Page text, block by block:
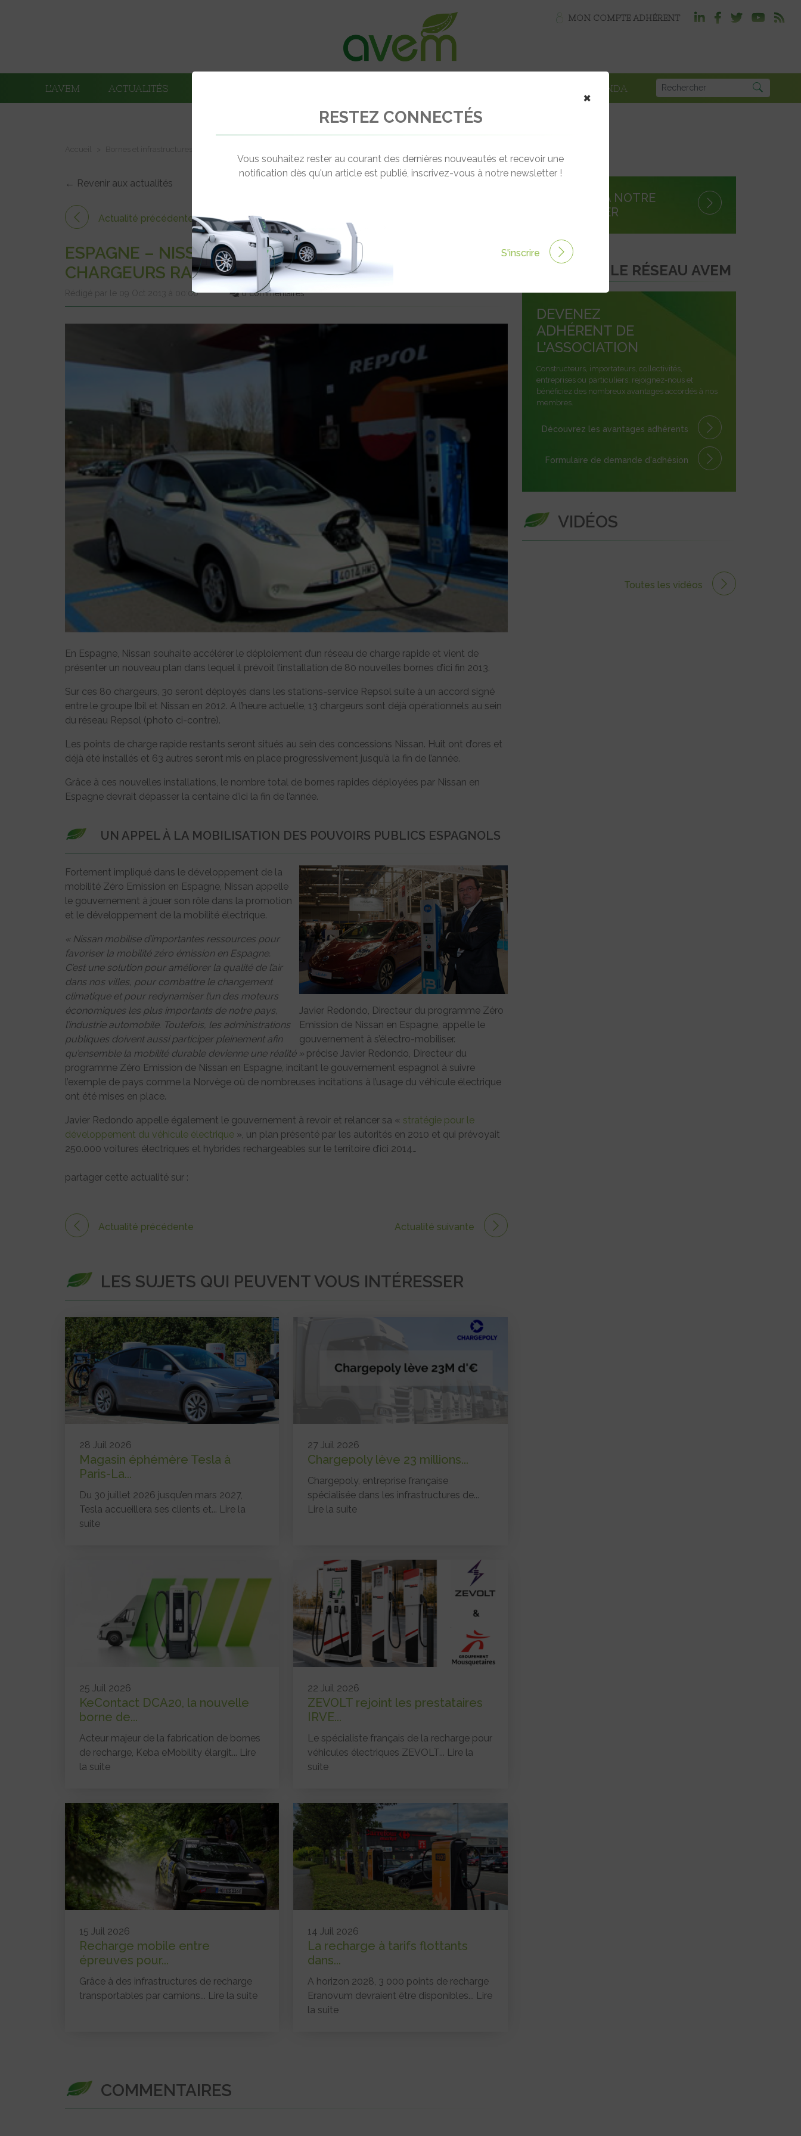
MON COMPTE ADHÉRENT
L’AVEM ACTUALITÉS AGENDA
← Revenir aux actualités
Actualité précédente
ESPAGNE – NISSAN VA DÉPLOYER 80 NOUVEAUX
CHARGEURS RAPIDES D’ICI FIN 2013
Rédigé par le 09 Oct 2013 à 00:00 0 commentaires
En Espagne, Nissan souhaite accélérer le déploiement d’un réseau de charge rapide et vient de
présenter un nouveau plan dans lequel il prévoit l’installation de 80 nouvelles bornes d’ici fin 2013.
Sur ces 80 chargeurs, 30 seront déployés dans les stations-service Repsol suite à un accord signé
entre le groupe Ibil et Nissan en 2012. A l’heure actuelle, 13 chargeurs sont déjà opérationnels au sein
du réseau Repsol (photo ci-contre).
Les points de charge rapide restants seront situés au sein des concessions Nissan. Huit ont d’ores et
déjà été installés et 63 autres seront mis en place progressivement jusqu’à la fin de l’année.
Grâce à ces nouvelles installations, le nombre total de bornes rapides déployées par Nissan en
Espagne devrait dépasser la centaine d’ici la fin de l’année.
UN APPEL À LA MOBILISATION DES POUVOIRS PUBLICS ESPAGNOLS
Javier Redondo, Directeur du programme Zéro
Emission de Nissan en Espagne, appelle le
gouvernement à s’électro-mobiliser.
Fortement impliqué dans le développement de la
mobilité Zéro Emission en Espagne, Nissan appelle
le gouvernement à jouer son rôle dans la promotion
et le développement de la mobilité électrique.
« Nissan mobilise d’importantes ressources pour
favoriser la mobilité zéro émission en Espagne.
C’est une solution pour améliorer la qualité de l’air
dans nos villes, pour combattre le changement
climatique et pour redynamiser l’un des moteurs
économiques les plus importants de notre pays,
l’industrie automobile. Toutefois, les administrations
publiques doivent aussi participer pleinement afin
qu’ensemble la mobilité durable devienne une réalité » précise Javier Redondo, Directeur du
programme Zéro Emission de Nissan en Espagne, incitant le gouvernement espagnol à suivre
l’exemple de pays comme la Norvège où de nombreuses incitations à l’usage du véhicule électrique
ont été mises en place.
Javier Redondo appelle également le gouvernement à revoir et relancer sa « stratégie pour le
développement du véhicule électrique », un plan présenté par les autorités en 2010 et qui prévoyait
250.000 voitures électriques et hybrides rechargeables sur le territoire d’ici 2014…
partager cette actualité sur :
Actualité précédente Actualité suivante
LES SUJETS QUI PEUVENT VOUS INTÉRESSER
28 Juil 2026
Magasin éphémère Tesla à
Paris-La...
Du 30 juillet 2026 jusqu’en mars 2027,
Tesla accueillera ses clients et... Lire la
suite
27 Juil 2026
Chargepoly lève 23 millions...
Chargepoly, entreprise française
spécialisée dans les infrastructures de...
Lire la suite
25 Juil 2026
KeContact DCA20, la nouvelle
borne de...
Acteur majeur de la fabrication de bornes
de recharge, Keba eMobility élargit... Lire
la suite
22 Juil 2026
ZEVOLT rejoint les prestataires
IRVE...
Le spécialiste français de la recharge pour
véhicules électriques ZEVOLT... Lire la
suite
15 Juil 2026
Recharge mobile entre
épreuves pour...
Grâce à des infrastructures de recharge
transportables par camions... Lire la suite
14 Juil 2026
La recharge à tarifs flottants
dans...
A horizon 2028, 3 000 points de recharge
Eranovum devraient être disponibles... Lire
la suite
COMMENTAIRES
S'INSCRIRE À NOTRE
NEWSLETTER
REJOINDRE LE RÉSEAU AVEM
DEVENEZ
ADHÉRENT DE
L'ASSOCIATION
Constructeurs, importateurs, collectivités,
entreprises ou particuliers, rejoignez-nous et
bénéficiez des nombreux avantages accordés à nos
membres.
Découvrez les avantages adhérents
Formulaire de demande d'adhésion
VIDÉOS
Toutes les vidéos
×
RESTEZ CONNECTÉS
Vous souhaitez rester au courant des dernières nouveautés et recevoir une
notification dès qu'un article est publié, inscrivez-vous à notre newsletter !
S'inscrire